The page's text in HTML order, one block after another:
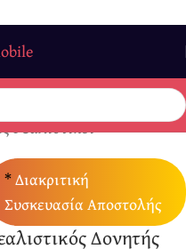
Ρεαλιστικοί
*Διακριτική
Συσκευασία Αποστολής
Δονητής